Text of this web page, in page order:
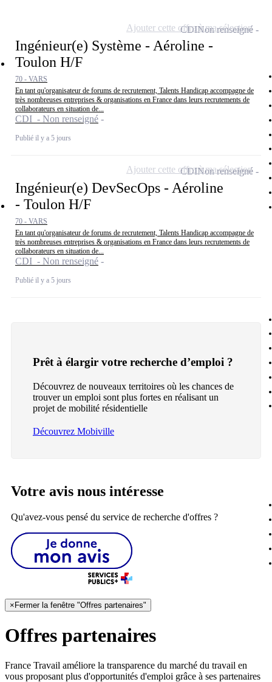
Ingénieur(e) Système - Aéroline -
Toulon H/F
70 - VARS
En tant qu'organisateur de forums de recrutement, Talents Handicap accompagne de
très nombreuses entreprises & organisations en France dans leurs recrutements de
collaborateurs en situation de...
CDI - Non renseigné
Publié il y a 5 jours
CDINon renseigné
Ajouter cette offre à ma sélection
Ingénieur(e) DevSecOps - Aéroline
- Toulon H/F
70 - VARS
En tant qu'organisateur de forums de recrutement, Talents Handicap accompagne de
très nombreuses entreprises & organisations en France dans leurs recrutements de
collaborateurs en situation de...
CDI - Non renseigné
Publié il y a 5 jours
CDINon renseigné
Ajouter cette offre à ma sélection
Prêt à élargir votre recherche d’emploi ?
Découvrez de nouveaux territoires où les chances de
trouver un emploi sont plus fortes en réalisant un
projet de mobilité résidentielle
Découvrez Mobiville
Votre avis nous intéresse
Qu'avez-vous pensé du service de recherche d'offres ?
× Fermer la fenêtre "Offres partenaires"
Offres partenaires
France Travail améliore la transparence du marché du travail en
vous proposant plus d'opportunités d'emploi grâce à ses partenaires